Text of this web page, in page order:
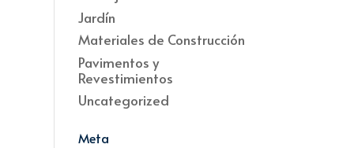
Jardín
Materiales de Construcción
Pavimentos y
Revestimientos
Uncategorized
Meta